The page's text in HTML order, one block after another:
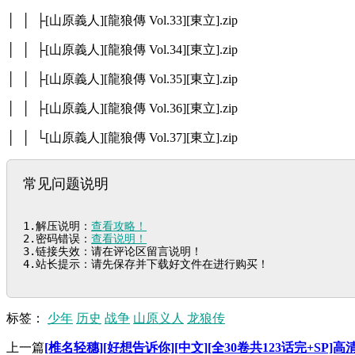
│ │ ├[山原義人][龍狼傳 Vol.33][東立].zip
│ │ ├[山原義人][龍狼傳 Vol.34][東立].zip
│ │ ├[山原義人][龍狼傳 Vol.35][東立].zip
│ │ ├[山原義人][龍狼傳 Vol.36][東立].zip
│ │ └[山原義人][龍狼傳 Vol.37][東立].zip
常见问题说明
1.解压说明： 查看攻略！
2.密码错误： 查看说明！
3.链接失效：请在评论区留言说明！
4.站长提示：请先保存并下载好文件在进行购买！
标签： 少年 历史 战争 山原义人 龙狼传
上一篇[椎名轻穗][好想告诉你][中文][全30卷共123话完+SP]高